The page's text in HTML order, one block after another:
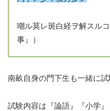
嘲ル莫レ斑白経ヲ解スル
事』）
南畝自身の門下生も一緒に試
試験内容は『論語』『小学